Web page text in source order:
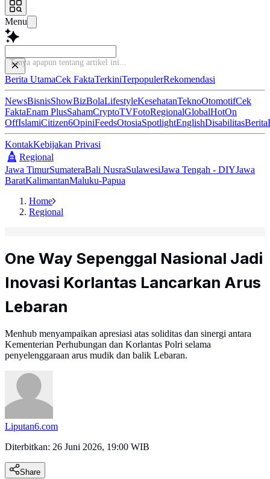
Menu
Tanya apapun tentang ar
Berita UtamaCek FaktaTerkiniTerpopulerRekomendasi
NewsBisnisShowBizBolaLifestyleKesehatanTeknoOtomotifCek
FaktaEnam PlusSahamCryptoTVFotoRegionalGlobalHotOn
OffIslamiCitizen6OpiniFeedsOtosiaSpotlightEnglishDisabilitasBerita
KontakKebijakan Privasi
Regional
Jawa TimurSumateraBali NusraSulawesiJawa Tengah - DIYJawa
BaratKalimantanMaluku-Papua
Home
Regional
One Way Sepenggal Nasional Jadi
Inovasi Korlantas Lancarkan Arus
Lebaran
Menhub menyampaikan apresiasi atas soliditas dan sinergi antara
Kementerian Perhubungan dan Korlantas Polri selama
penyelenggaraan arus mudik dan balik Lebaran.
Liputan6.com
Diterbitkan: 26 Juni 2026, 19:00 WIB
Share